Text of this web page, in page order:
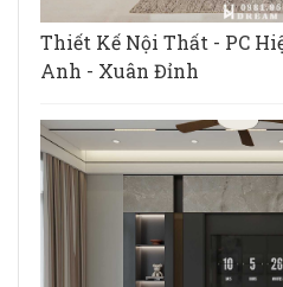
Thiết Kế Nội Thất - PC
Anh - Xuân Đỉnh